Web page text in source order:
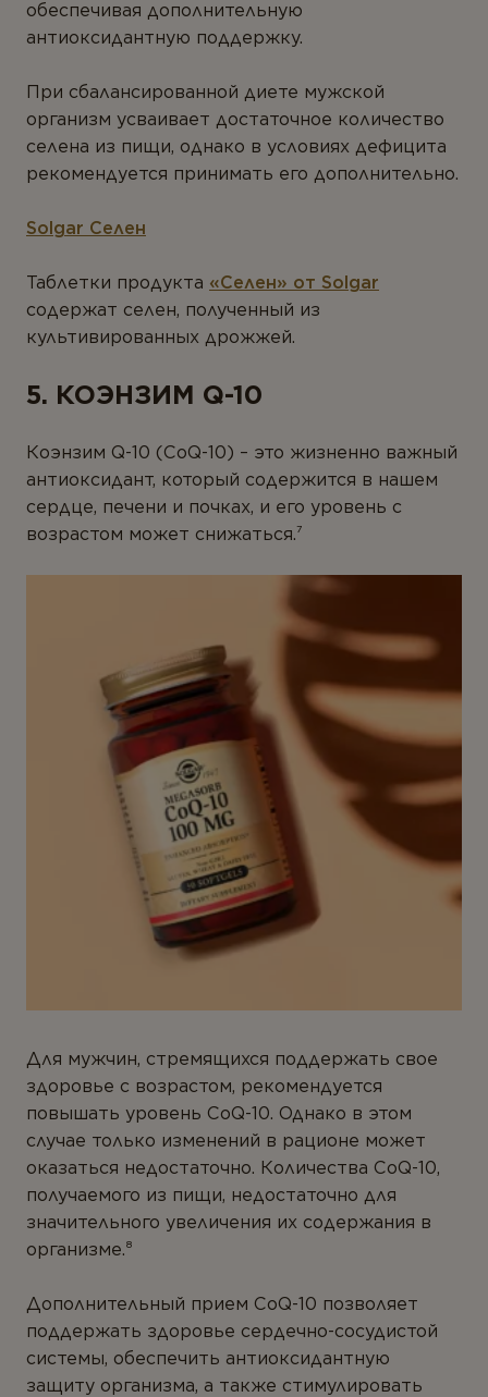
обеспечивая дополнительную
антиоксидантную поддержку.
При сбалансированной диете мужской
организм усваивает достаточное количество
селена из пищи, однако в условиях дефицита
рекомендуется принимать его дополнительно.
Solgar Селен
Таблетки продукта «Селен» от Solgar
содержат селен, полученный из
культивированных дрожжей.
5. КОЭНЗИМ Q-10
Коэнзим Q-10 (CoQ-10) – это жизненно важный
антиоксидант, который содержится в нашем
сердце, печени и почках, и его уровень с
возрастом может снижаться.⁷
Для мужчин, стремящихся поддержать свое
здоровье с возрастом, рекомендуется
повышать уровень CoQ-10. Однако в этом
случае только изменений в рационе может
оказаться недостаточно. Количества CoQ-10,
получаемого из пищи, недостаточно для
значительного увеличения их содержания в
организме.⁸
Дополнительный прием CoQ-10 позволяет
поддержать здоровье сердечно-сосудистой
системы, обеспечить антиоксидантную
защиту организма, а также стимулировать